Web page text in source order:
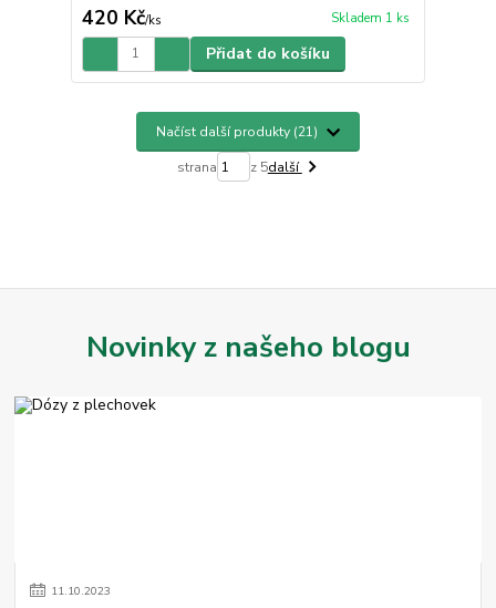
420 Kč/ks Skladem 1 ks
Přidat do košíku
Načíst další produkty (21)
strana z 5další
Novinky z našeho blogu
11.10.2023